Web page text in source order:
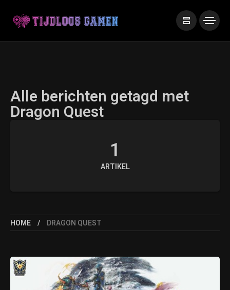
Alle berichten getagd met
Dragon Quest
1
ARTIKEL
HOME DRAGON QUEST